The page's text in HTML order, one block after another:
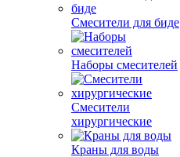
Смесители для биде
Наборы смесителей
Смесители
хирургические
Краны для воды